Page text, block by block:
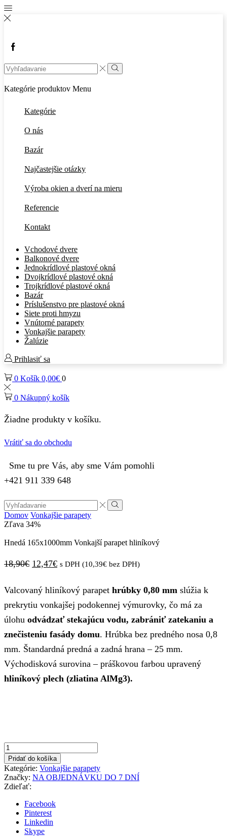
Facebook
Search
input
Vyhľadávanie
Kategórie produktov Menu
Kategórie
O nás
Bazár
Najčastejšie otázky
Výroba okien a dverí na mieru
Referencie
Kontakt
Vchodové dvere
Balkonové dvere
Jednokrídlové plastové okná
Dvojkrídlové plastové okná
Trojkrídlové plastové okná
Bazár
Príslušenstvo pre plastové okná
Siete proti hmyzu
Vnútorné parapety
Vonkajšie parapety
Žalúzie
Prihlasiť sa
0 Košík 0,00€ 0
0 Nákupný košík
Žiadne produkty v košíku.
Vrátiť sa do obchodu
Sme tu pre Vás, aby sme Vám pomohli
+421 911 339 648
Search
input
Vyhľadávanie
Domov Vonkajšie parapety
Zľava 34%
Hnedá 165x1000mm Vonkajší parapet hliníkový
18,90€ Pôvodná
bola:
18,90€.
12,47€Aktuálna
je:
12,47€.
s DPH (10,39€ bez DPH)
Valcovaný hliníkový parapet hrúbky 0,80 mm slúžia k
prekrytiu vonkajšej podokennej výmurovky, čo má za
úlohu odvádzať stekajúcu vodu, zabrániť zatekaniu a
znečisteniu fasády domu. Hrúbka bez predného nosa 0,8
mm. Štandardná predná a zadná hrana – 25 mm.
Východisková surovina – práškovou farbou upravený
hliníkový plech (zliatina AlMg3).
množstvo
Hnedá
165x1000mm
Vonkajší
parapet
hliníkový
Pridať do košíka
Kategórie: Vonkajšie parapety
Značky: NA OBJEDNÁVKU DO 7 DNÍ
Zdieľať:
Facebook
Pinterest
Linkedin
Skype